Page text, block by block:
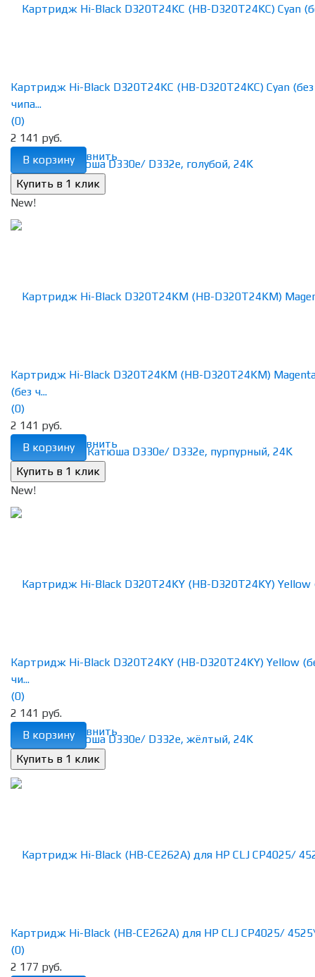
избранное сравнить
Картридж Hi-Black D320T24KC (HB-D320T24KC) Cyan (без
чипа...
(0)
2 141 руб.
В корзину
New!
избранное сравнить
Картридж Hi-Black D320T24KM (HB-D320T24KM)
(без ч...
(0)
2 141 руб.
В корзину
New!
избранное сравнить
Картридж Hi-Black D320T24KY (HB-D320T24KY) Yellow
чи...
(0)
2 141 руб.
В корзину
Картридж Hi-Black (HB-CE262A) для HP CLJ CP4025/
(0)
2 177 руб.